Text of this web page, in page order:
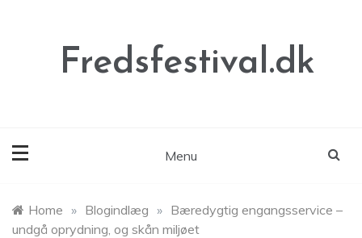
Fredsfestival.dk
Menu
Home » Blogindlæg » Bæredygtig engangsservice –
undgå oprydning, og skån miljøet